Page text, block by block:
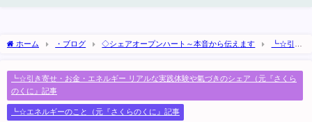
ホーム ・ブログ ◇シェアオープンハート～本音から伝えます
┗☆引き
うことをお勧めします！
┗☆引き寄せ・お金・エネルギー リアルな実践体験や氣づきのシェア（元『さくら
のくに』記事
┗☆エネルギーのこと（元『さくらのくに』記事